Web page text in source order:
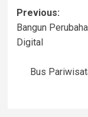
Previous:
Bangun
Digital
Bus